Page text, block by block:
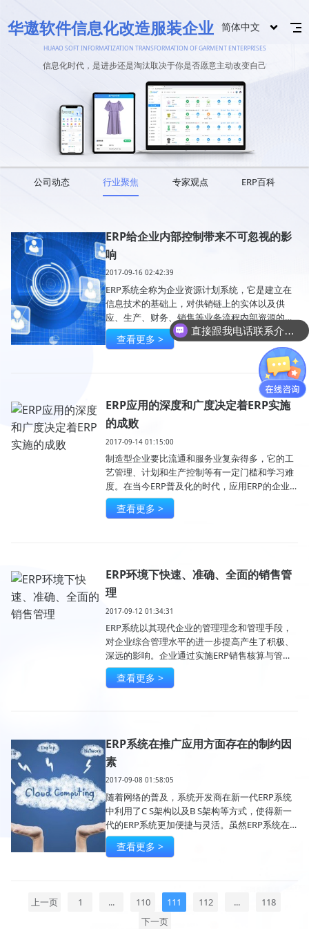
华遨软件信息化改造服装企业 简体中文
HUAAO SOFT INFORMATIZATION TRANSFORMATION OF GARMENT ENTERPRISES
信息化时代，是进步还是淘汰取决于你是否愿意主动改变自己
公司动态 行业聚焦 专家观点 ERP百科
ERP给企业内部控制带来不可忽视的影
响
2017-09-16 02:42:39
ERP系统全称为企业资源计划系统，它是建立在
信息技术的基础上，对供销链上的实体以及供
应、生产、财务、销售等业务流程内部资源的共
享和协同，从而为企业各部门决策层、企业基层
员工提供系统化、具有决策性的管理平台。
查看更多 >
ERP应用的深度和广度决定着ERP实施
的成败
2017-09-14 01:15:00
制造型企业要比流通和服务业复杂得多，它的工
艺管理、计划和生产控制等有一定门槛和学习难
度。在当今ERP普及化的时代，应用ERP的企业
很多，但应用的深度和广度却十分不同，华遨在
这里跟大家分析一下：
查看更多 >
ERP环境下快速、准确、全面的销售管
理
2017-09-12 01:34:31
ERP系统以其现代企业的管理理念和管理手段，
对企业综合管理水平的进一步提高产生了积极、
深远的影响。企业通过实施ERP销售核算与管理
系统，规范了销售部门基础管理，优化了部分业
务流程，保证了业务处理的通畅和数据的准确
查看更多 >
ERP系统在推广应用方面存在的制约因
素
2017-09-08 01:58:05
随着网络的普及，系统开发商在新一代ERP系统
中利用了C S架构以及B S架构等方式，使得新一
代的ERP系统更加便捷与灵活。虽然ERP系统在
不断改进，但其推广应用仍然存在着制约因素。
查看更多 >
上一页 1 ... 110 111 112 ...
118
下一页